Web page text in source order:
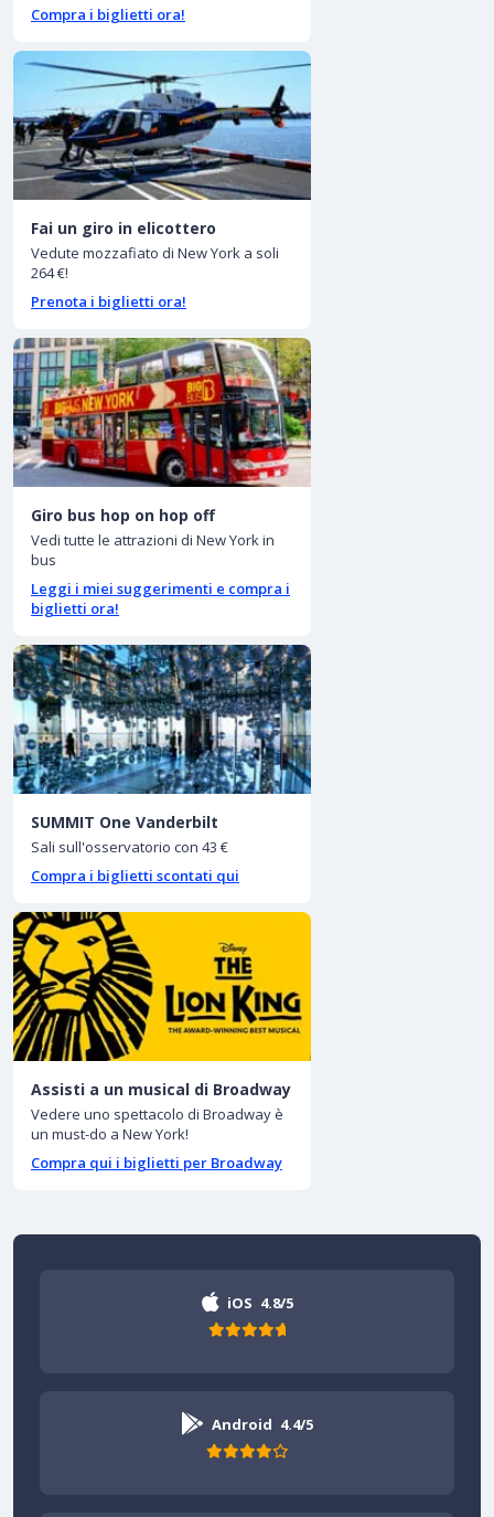
Compra i biglietti ora!
Fai un giro in elicottero
Vedute mozzafiato di New York a soli
264 €!
Prenota i biglietti ora!
Giro bus hop on hop off
Vedi tutte le attrazioni di New York in
bus
Leggi i miei suggerimenti e compra i
biglietti ora!
SUMMIT One Vanderbilt
Sali sull'osservatorio con 43 €
Compra i biglietti scontati qui
Assisti a un musical di Broadway
Vedere uno spettacolo di Broadway è
un must-do a New York!
Compra qui i biglietti per Broadway
iOS 4.8/5
Android 4.4/5